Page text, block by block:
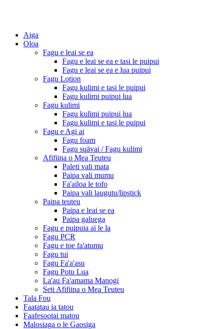
Aiga
Oloa
Fagu e leai se ea
Fagu e leai se ea e tasi le puipui
Fagu e leai se ea e lua puipui
Fagu Lotion
Fagu kulimi e tasi le puipui
Fagu kulimi puipui lua
Fagu kulimi
Fagu kulimi puipui lua
Fagu kulimi e tasi le puipui
Fagu e Agi ai
Fagu foam
Fagu suāvai / Fagu kulimi
Afifiina o Mea Teuteu
Paleti vali mata
Paipa vali mumu
Fa'ailoa le tofo
Paipa vali laugutu/lipstick
Paipa teuteu
Paipa e leai se ea
Paipa galuega
Fagu e puipuia ai le la
Fagu PCR
Fagu e toe fa'atumu
Fagu tui
Fagu Fa'a'asu
Fagu Potu Lua
La'au Fa'amama Manogi
Seti Afifiina o Mea Teuteu
Tala Fou
Faatatau ia tatou
Faafesootai matou
Malosiaga o le Gaosiga